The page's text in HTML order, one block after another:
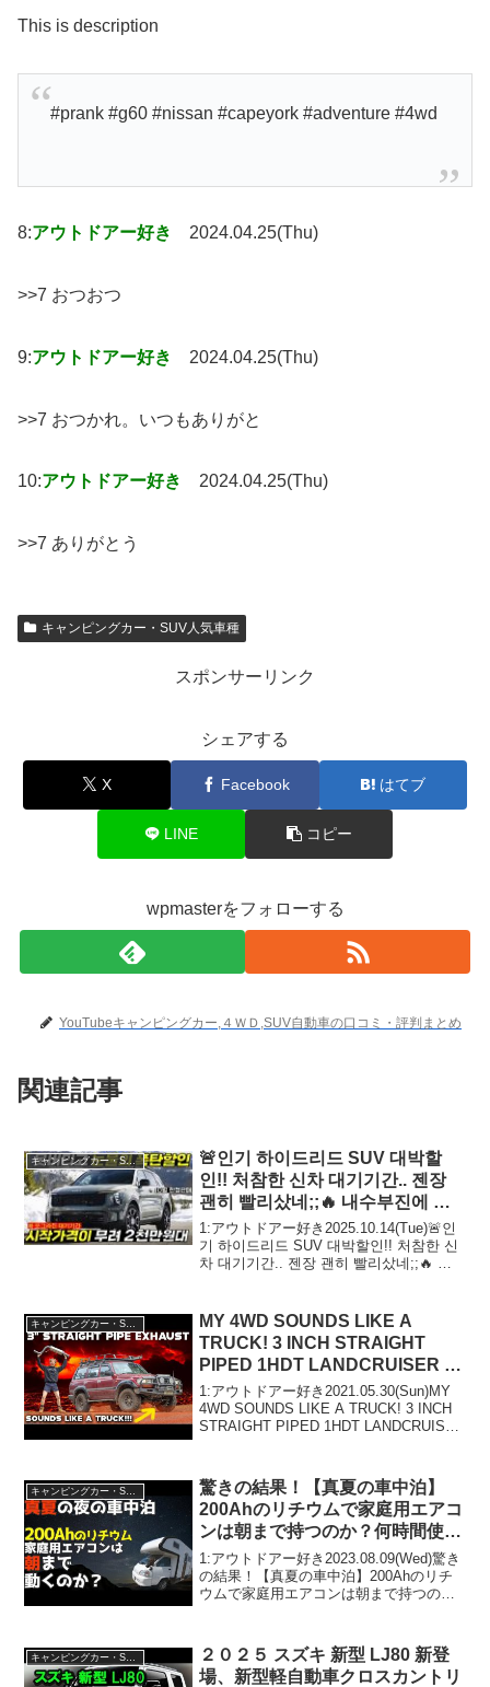
This is description
#prank #g60 #nissan #capeyork #adventure #4wd
8:アウトドアー好き 2024.04.25(Thu)
>>7 おつおつ
9:アウトドアー好き 2024.04.25(Thu)
>>7 おつかれ。いつもありがと
10:アウトドアー好き 2024.04.25(Thu)
>>7 ありがとう
キャンピングカー・SUV人気車種
スポンサーリンク
シェアする
X Facebook はてブ
LINE コピー
wpmasterをフォローする
YouTubeキャンピングカー,４ＷＤ,SUV自動車の口コミ・評判まとめ
関連記事
キャンピングカー・SUV人気車種
🚨인기 하이드리드 SUV 대박할
인!! 처참한 신차 대기기간.. 젠장
괜히 빨리샀네;;🔥 내수부진에 제
네시스마저 즉시출고;; 15%할인
모델도 등장 #날씨 #EV5 #테슬라
모델Y
1:アウトドアー好き2025.10.14(Tue)🚨인
기 하이드리드 SUV 대박할인!! 처참한 신
차 대기기간.. 젠장 괜히 빨리샀네;;🔥 내
キャンピングカー・SUV人気車種
MY 4WD SOUNDS LIKE A
TRUCK! 3 INCH STRAIGHT
PIPED 1HDT LANDCRUISER –
best sounding 4wd
1:アウトドアー好き2021.05.30(Sun)MY
4WD SOUNDS LIKE A TRUCK! 3 INCH
STRAIGHT PIPED 1HDT LANDCRUISER
驚きの結果！【真夏の車中泊】
200Ahのリチウムで家庭用エアコ
ンは朝まで持つのか？何時間使え
るのか？キャンピングカー☆
1:アウトドアー好き2023.08.09(Wed)驚き
の結果！【真夏の車中泊】200Ahのリチ
ウムで家庭用エアコンは朝まで持つの
いで！！2:アウトドアー好き2023.0...
キャンピングカー・SUV人気車種
２０２５ スズキ 新型 LJ80 新登
場、新型軽自動車クロスカントリ